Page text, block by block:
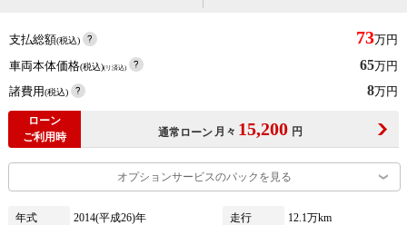
支払総額(税込) 73万円
車両本体価格(税込)(リ済込) 65万円
諸費用(税込) 8万円
ローン
ご利用時
通常ローン 月々 15,200 円
オプションサービスのパックを見る
年式 2014(平成26)年 走行
12.1万km